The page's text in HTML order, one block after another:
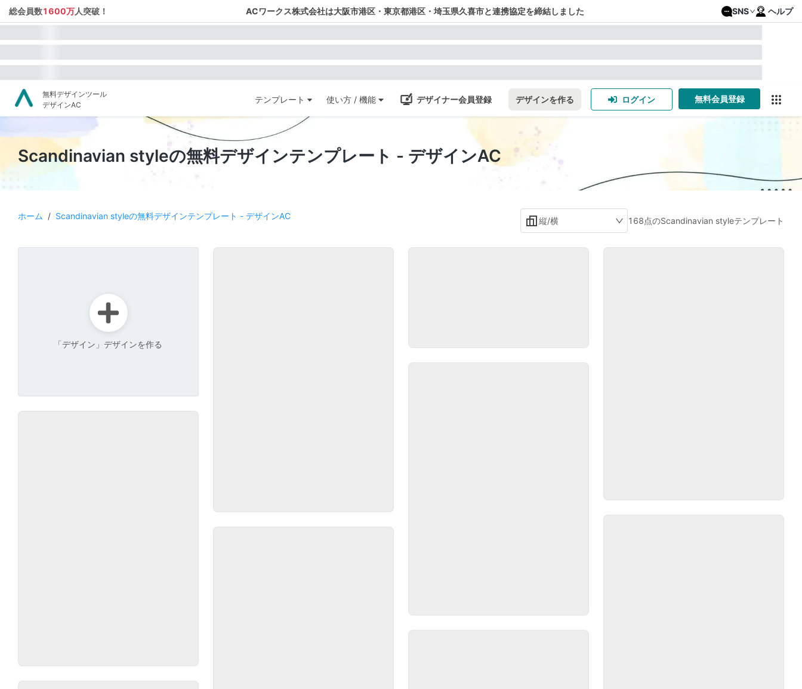
総会員数1600万人突破！ ACワークス株式会社は大阪市港区・東京都港区・埼玉県久喜市と連携協定を締結しました SNS ヘルプ
無料デザインツール
デザインAC
テンプレート 使い方 / 機能 デザイナー会員登録 デザインを作る ログイン 無料会員登録
Scandinavian styleの無料デザインテンプレート - デザインAC
ホーム / Scandinavian styleの無料デザインテンプレート - デザインAC 縦/横 168点のScandinavian styleテンプレート
「デザイン」デザインを作る